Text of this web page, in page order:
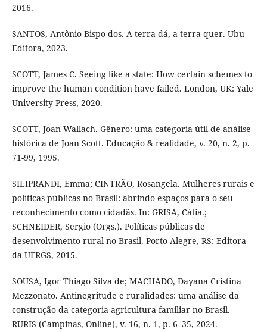
2016.
SANTOS, Antônio Bispo dos. A terra dá, a terra quer. Ubu
Editora, 2023.
SCOTT, James C. Seeing like a state: How certain schemes to
improve the human condition have failed. London, UK: Yale
University Press, 2020.
SCOTT, Joan Wallach. Gênero: uma categoria útil de análise
histórica de Joan Scott. Educação & realidade, v. 20, n. 2, p.
71-99, 1995.
SILIPRANDI, Emma; CINTRÃO, Rosangela. Mulheres rurais e
políticas públicas no Brasil: abrindo espaços para o seu
reconhecimento como cidadãs. In: GRISA, Cátia.;
SCHNEIDER, Sergio (Orgs.). Políticas públicas de
desenvolvimento rural no Brasil. Porto Alegre, RS: Editora
da UFRGS, 2015.
SOUSA, Igor Thiago Silva de; MACHADO, Dayana Cristina
Mezzonato. Antinegritude e ruralidades: uma análise da
construção da categoria agricultura familiar no Brasil.
RURIS (Campinas, Online), v. 16, n. 1, p. 6–35, 2024.